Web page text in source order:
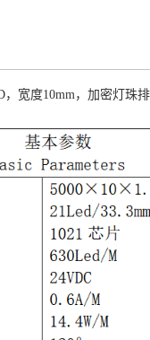
，宽度10mm，加密灯珠